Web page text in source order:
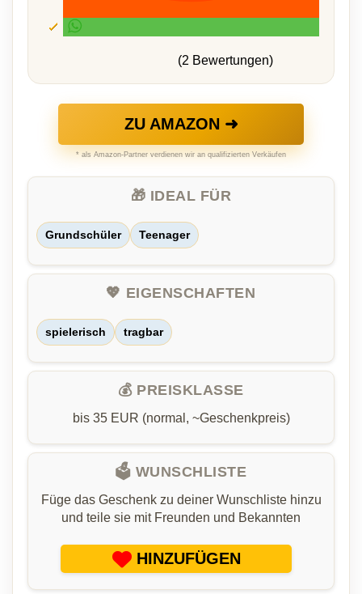
(2 Bewertungen)
ZU AMAZON ➜
* als Amazon-Partner verdienen wir an qualifizierten Verkäufen
🎁 IDEAL FÜR
Grundschüler Teenager
💖 EIGENSCHAFTEN
spielerisch tragbar
💰 PREISKLASSE
bis 35 EUR (normal, ~Geschenkpreis)
🗳️ WUNSCHLISTE
Füge das Geschenk zu deiner Wunschliste hinzu
und teile sie mit Freunden und Bekannten
HINZUFÜGEN